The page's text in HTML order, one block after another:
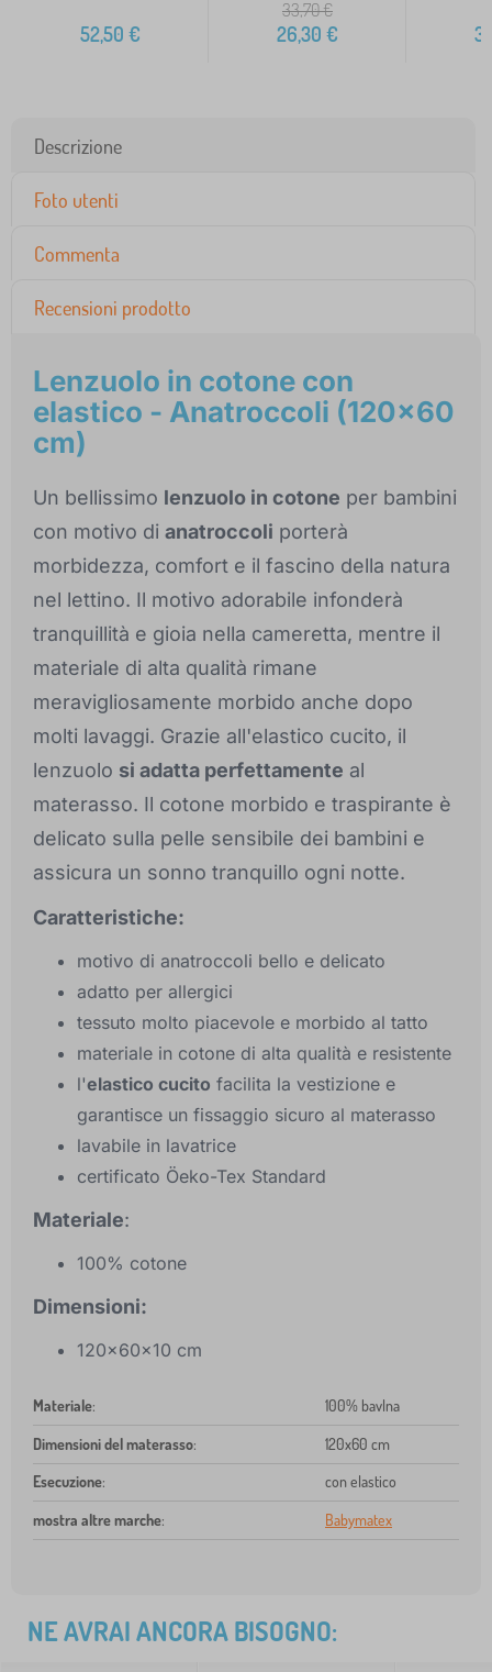
52,50 €
33,70€
26,30 €
Descrizione
Foto utenti
Commenta
Recensioni prodotto
Lenzuolo in cotone con
elastico - Anatroccoli (120x60
cm)
Un bellissimo lenzuolo in cotone per bambini
con motivo di anatroccoli porterà
morbidezza, comfort e il fascino della natura
nel lettino. Il motivo adorabile infonderà
tranquillità e gioia nella cameretta, mentre il
materiale di alta qualità rimane
meravigliosamente morbido anche dopo
molti lavaggi. Grazie all'elastico cucito, il
lenzuolo si adatta perfettamente al
materasso. Il cotone morbido e traspirante è
delicato sulla pelle sensibile dei bambini e
assicura un sonno tranquillo ogni notte.
Caratteristiche:
motivo di anatroccoli bello e delicato
adatto per allergici
tessuto molto piacevole e morbido al tatto
materiale in cotone di alta qualità e resistente
l'elastico cucito facilita la vestizione e
garantisce un fissaggio sicuro al materasso
lavabile in lavatrice
certificato Öeko-Tex Standard
Materiale:
100% cotone
Dimensioni:
120x60x10 cm
Materiale: 100% bavlna
Dimensioni del materasso:
120x60 cm
Esecuzione: con elastico
mostra altre marche: Babymatex
NE AVRAI ANCORA BISOGNO: